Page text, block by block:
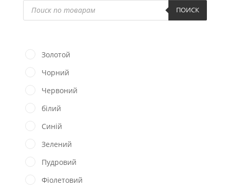
Пошук
товарів ПОИСК
Золотой
Чорний
Червоний
білий
Синій
Зелений
Пудровий
Фіолетовий